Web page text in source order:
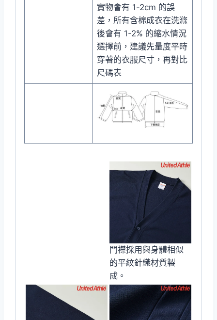
實物會有 1-2cm 的誤
差，所有含棉成衣在洗滌
後會有 1-2% 的縮水情況
選擇前，建議先量度平時
穿著的衣服尺寸，再對比
尺碼表
門襟採用與身體相似
的平紋針織材質製
成。